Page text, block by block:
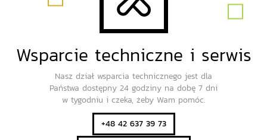
Wsparcie techniczne i serwis
Nasz dział wsparcia technicznego jest dla
Państwa dostępny 24 godziny na dobę 7 dni
w tygodniu i czeka, żeby Wam pomóc.
+48 42 637 39 73